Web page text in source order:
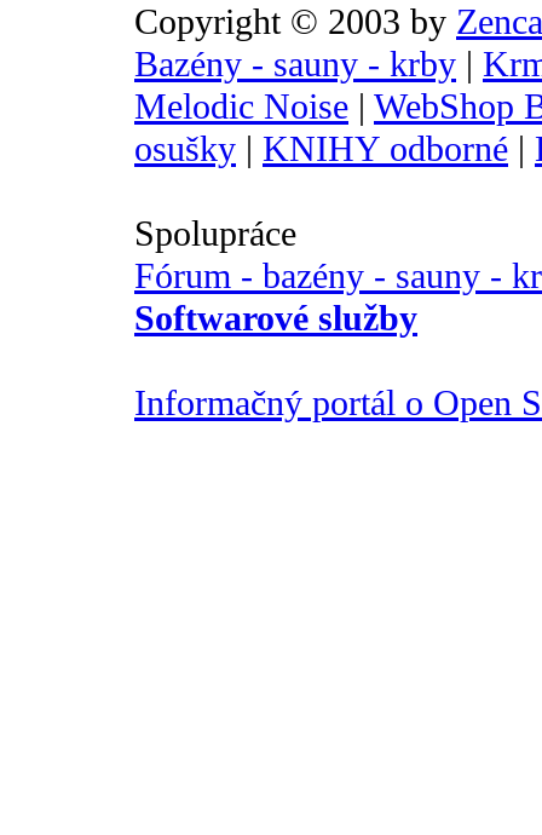
Copyright © 2003 by
Bazény - sauny - krby |
Melodic Noise | WebShop
osušky | KNIHY odborné |
Spolupráce
Fórum - bazény - sauny -
Softwarové služby
Informačný portál o Open